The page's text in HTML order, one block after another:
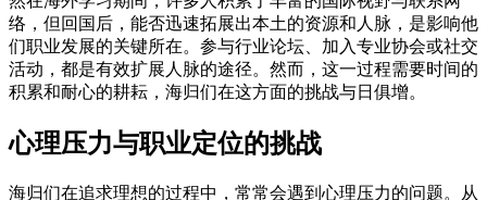
络，但回国后，能否迅速拓展出本土的资源和人脉，是影响他
们职业发展的关键所在。参与行业论坛、加入专业协会或社交
活动，都是有效扩展人脉的途径。然而，这一过程需要时间的
积累和耐心的耕耘，海归们在这方面的挑战与日俱增。
心理压力与职业定位的挑战
海归们在追求理想的过程中，常常会遇到心理压力的问题。从